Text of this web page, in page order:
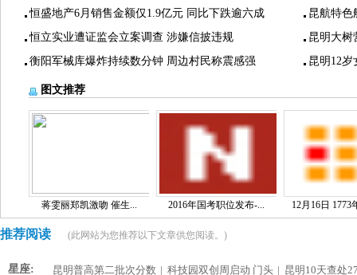
恒盛地产6月销售金额仅1.9亿元 同比下跌逾六成
恒立实业遭证监会立案调查 涉嫌信披违规
衡阳军械库爆炸持续数分钟 周边村民称震感强
昆航特色
昆明大树
昆明12
图文推荐
蒋雯丽郑凯激吻 催生... 2016年国考职位发布-... 12月16日 1773
推荐阅读 (此网站为您推荐以下文章供您阅读。)
星座: 昆明普高第二批次分数 | 科技园双创周启动 门头 | 昆明10天查处